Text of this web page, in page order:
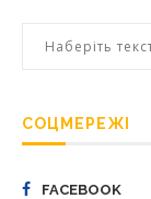
СОЦМЕРЕЖІ
FACEBOOK